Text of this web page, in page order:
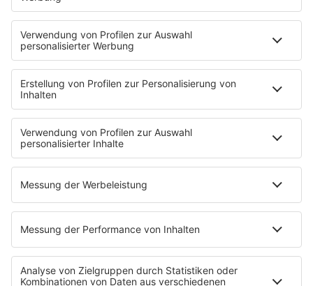
HOME
INFOS
Kontakt
Jobs & Praktika
Pressekontakt
Presse & Downloads
Wetter
EMPFANG
Übersicht
bigFM App
radio.de
radioplayer.de